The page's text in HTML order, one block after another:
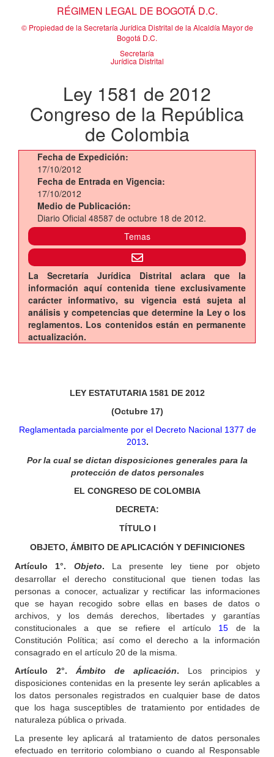
RÉGIMEN LEGAL DE BOGOTÁ D.C.
© Propiedad de la Secretaría Jurídica Distrital de la Alcaldía Mayor de
Bogotá D.C.
Secretaría
Jurídica Distrital
Ley 1581 de 2012
Congreso de la República
de Colombia
Fecha de Expedición:
17/10/2012
Fecha de Entrada en Vigencia:
17/10/2012
Medio de Publicación:
Diario Oficial 48587 de octubre 18 de 2012.
Temas
La Secretaría Jurídica Distrital aclara que la
información aquí contenida tiene exclusivamente
carácter informativo, su vigencia está sujeta al
análisis y competencias que determine la Ley o los
reglamentos. Los contenidos están en permanente
actualización.
LEY ESTATUTARIA 1581 DE 2012
(Octubre 17)
Reglamentada parcialmente por el Decreto Nacional 1377 de
2013.
Por la cual se dictan disposiciones generales para la
protección de datos personales
EL CONGRESO DE COLOMBIA
DECRETA:
TÍTULO I
OBJETO, ÁMBITO DE APLICACIÓN Y DEFINICIONES
Artículo
1°. Objeto.
La presente ley tiene por objeto
desarrollar el derecho constitucional que tienen todas las
personas a conocer, actualizar y rectificar las informaciones
que se hayan recogido sobre ellas en bases de datos o
archivos, y los demás derechos, libertades y garantías
constitucionales a que se refiere el artículo 15 de la
Constitución Política; así como el derecho a la información
consagrado en el artículo 20 de la misma.
Artículo 2°. Ámbito de aplicación. Los principios y
disposiciones contenidas en la presente ley serán aplicables a
los datos personales registrados en cualquier base de datos
que los haga susceptibles de tratamiento por entidades de
naturaleza pública o privada.
La presente ley aplicará al tratamiento de datos personales
efectuado en territorio colombiano o cuando al Responsable